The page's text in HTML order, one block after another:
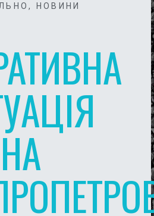
, НОВИНИ
НА